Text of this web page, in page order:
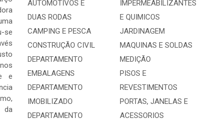
se
e
da
AUTOMOTIVOS E
DUAS RODAS
CAMPING E PESCA
CONSTRUÇÃO CIVIL
DEPARTAMENTO
EMBALAGENS
DEPARTAMENTO
IMOBILIZADO
DEPARTAMENTO
IMPERMEABILIZANTES
E QUIMICOS
JARDINAGEM
MAQUINAS E SOLDAS
MEDIÇÃO
PISOS E
REVESTIMENTOS
PORTAS, JANELAS E
ACESSORIOS